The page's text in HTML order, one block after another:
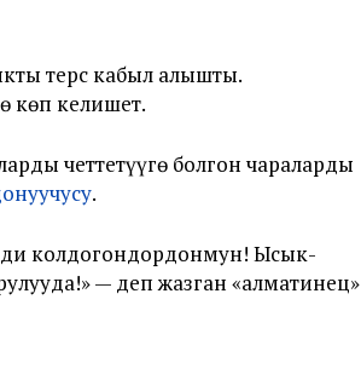
терс кабыл алышты.
көп келишет.
четтетүүгө болгон чараларды
.
колдогондордонмун! Ысык-
— деп жазган «алматинец»